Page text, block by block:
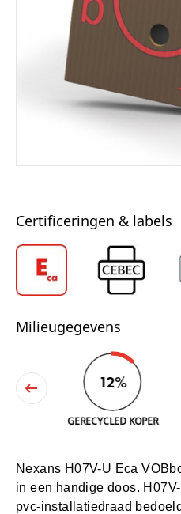
Certificeringen & labels
Milieugegevens
12%
GERECYCLED KOPER
Nexans H07V-U Eca
in een handige doos.
pvc-installatiedraad